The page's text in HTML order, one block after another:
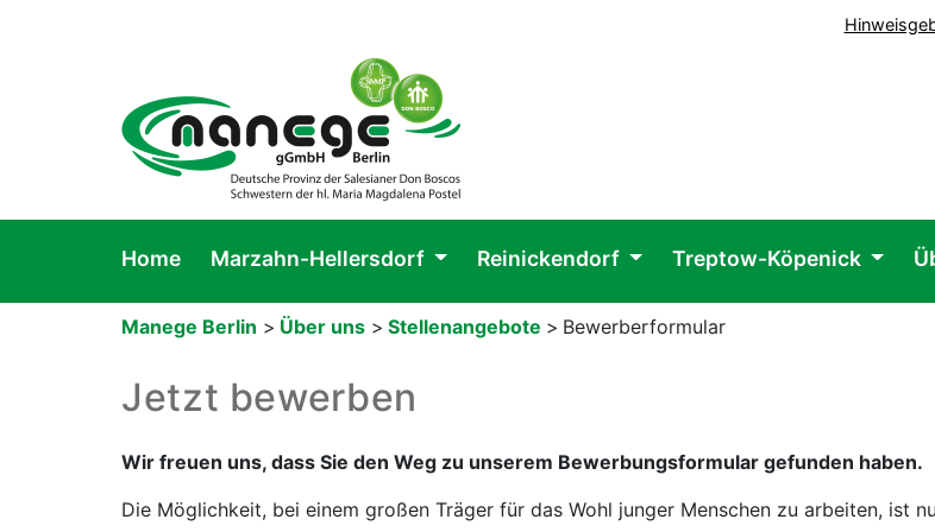
Home Marzahn-Hellersdorf Reinickendorf Treptow-Köpenick
Manege Berlin > Über uns > Stellenangebote > Bewerberformular
Jetzt bewerben
Wir freuen uns, dass Sie den Weg zu unserem Bewerbungsformular gefunden haben.
Die Möglichkeit, bei einem großen Träger für das Wohl junger Menschen zu arbeiten, ist